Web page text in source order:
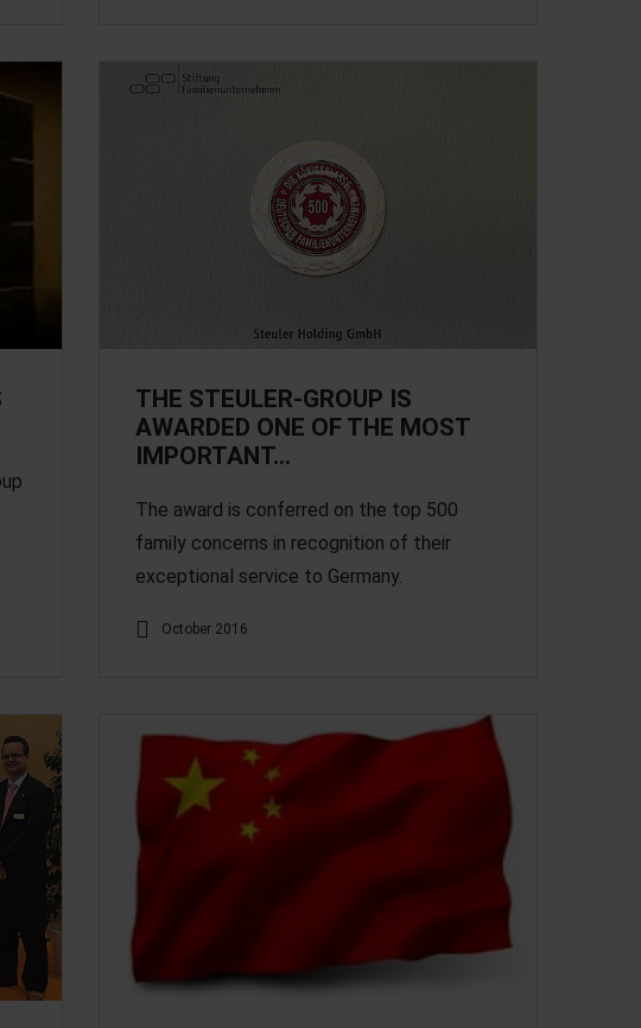
THE STEULER-GROUP IS
AWARDED ONE OF THE MOST
IMPORTANT…
The award is conferred on the top 500
family concerns in recognition of their
exceptional service to Germany.
October 2016